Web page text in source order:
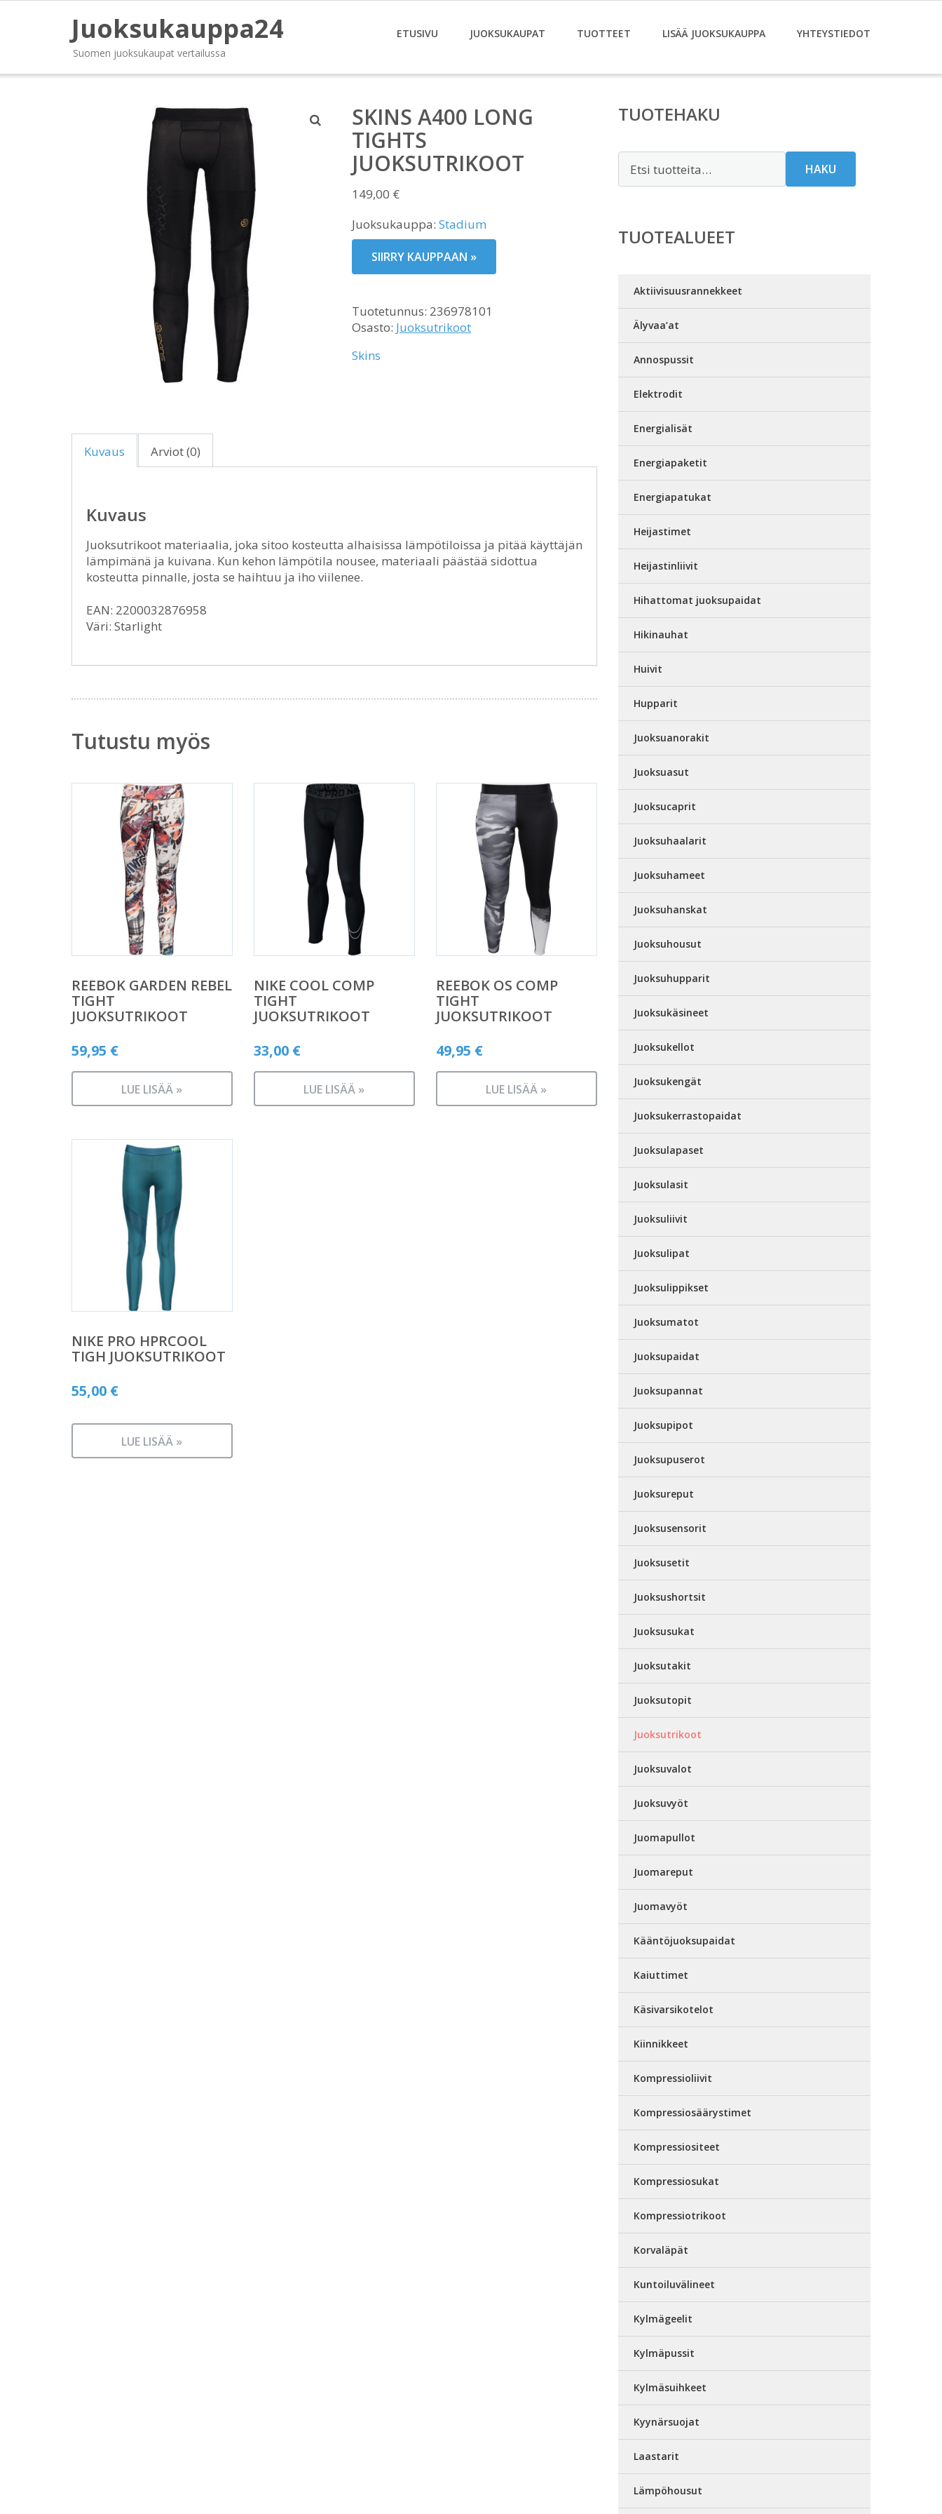
Juoksukauppa24
Suomen juoksukaupat vertailussa
ETUSIVU JUOKSUKAUPAT TUOTTEET LISÄÄ JUOKSUKAUPPA YHTEYSTIEDOT
SKINS A400 LONG
TIGHTS
JUOKSUTRIKOOT
149,00 €
Juoksukauppa: Stadium
SIIRRY KAUPPAAN »
Tuotetunnus: 236978101
Osasto: Juoksutrikoot
Skins
Kuvaus Arviot (0)
Kuvaus
Juoksutrikoot materiaalia, joka sitoo kosteutta alhaisissa lämpötiloissa ja pitää käyttäjän
lämpimänä ja kuivana. Kun kehon lämpötila nousee, materiaali päästää sidottua
kosteutta pinnalle, josta se haihtuu ja iho viilenee.
EAN: 2200032876958
Väri: Starlight
Tutustu myös
REEBOK GARDEN REBEL
TIGHT
JUOKSUTRIKOOT
59,95 €
LUE LISÄÄ »
NIKE COOL COMP
TIGHT
JUOKSUTRIKOOT
33,00 €
LUE LISÄÄ »
REEBOK OS COMP
TIGHT
JUOKSUTRIKOOT
49,95 €
LUE LISÄÄ »
NIKE PRO HPRCOOL
TIGH JUOKSUTRIKOOT
55,00 €
LUE LISÄÄ »
TUOTEHAKU
HAKU
TUOTEALUEET
Aktiivisuusrannekkeet
Älyvaa’at
Annospussit
Elektrodit
Energialisät
Energiapaketit
Energiapatukat
Heijastimet
Heijastinliivit
Hihattomat juoksupaidat
Hikinauhat
Huivit
Hupparit
Juoksuanorakit
Juoksuasut
Juoksucaprit
Juoksuhaalarit
Juoksuhameet
Juoksuhanskat
Juoksuhousut
Juoksuhupparit
Juoksukäsineet
Juoksukellot
Juoksukengät
Juoksukerrastopaidat
Juoksulapaset
Juoksulasit
Juoksuliivit
Juoksulipat
Juoksulippikset
Juoksumatot
Juoksupaidat
Juoksupannat
Juoksupipot
Juoksupuserot
Juoksureput
Juoksusensorit
Juoksusetit
Juoksushortsit
Juoksusukat
Juoksutakit
Juoksutopit
Juoksutrikoot
Juoksuvalot
Juoksuvyöt
Juomapullot
Juomareput
Juomavyöt
Kääntöjuoksupaidat
Kaiuttimet
Käsivarsikotelot
Kiinnikkeet
Kompressioliivit
Kompressiosäärystimet
Kompressiositeet
Kompressiosukat
Kompressiotrikoot
Korvaläpät
Kuntoiluvälineet
Kylmägeelit
Kylmäpussit
Kylmäsuihkeet
Kyynärsuojat
Laastarit
Lämpöhousut